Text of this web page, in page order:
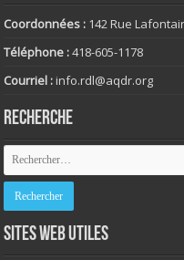
Coordonnées : 142 Rue
Téléphone :418-605-1178
Courriel : info.rdl@aqdr.org
RECHERCHE
SITES WEB UTILES